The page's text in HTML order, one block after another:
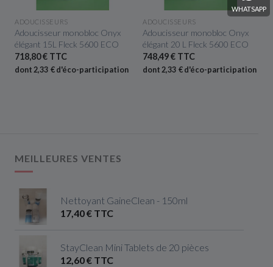
WHATSAPP
APERÇU RAPIDE
ADOUCISSEURS
Adoucisseur monobloc Onyx
élégant 15L Fleck 5600 ECO
718,80 € TTC
dont 2,33 € d'éco-participation
APERÇU RAPIDE
ADOUCISSEURS
Adoucisseur monobloc Onyx
élégant 20 L Fleck 5600 ECO
748,49 € TTC
dont 2,33 € d'éco-participation
MEILLEURES VENTES
Nettoyant GaineClean - 150ml
17,40 € TTC
StayClean Mini Tablets de 20 pièces
12,60 € TTC